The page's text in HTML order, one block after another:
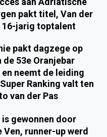
pakt titel, Van der
16-jarig toptalent
pakt dagzege op
de 53e Oranjebar
en neemt de leiding
Ranking valt ten
van der Pas
is gewonnen door
Ven, runner-up werd